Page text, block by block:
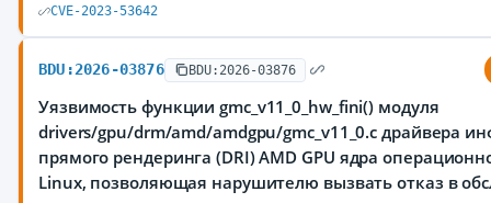
CVE-2023-53642
BDU:2026-03876 BDU:2026-03876
Уязвимость функции gmc_v11_0_hw_fini() модуля
drivers/gpu/drm/amd/amdgpu/gmc_v11_0.c драйвера
прямого рендеринга (DRI) AMD GPU ядра
Linux, позволяющая нарушителю вызвать отказ в